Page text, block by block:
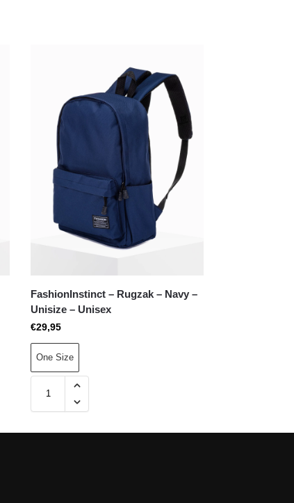
FashionInstinct – Rugzak – Navy –
Unisize – Unisex
€29,95
One Size